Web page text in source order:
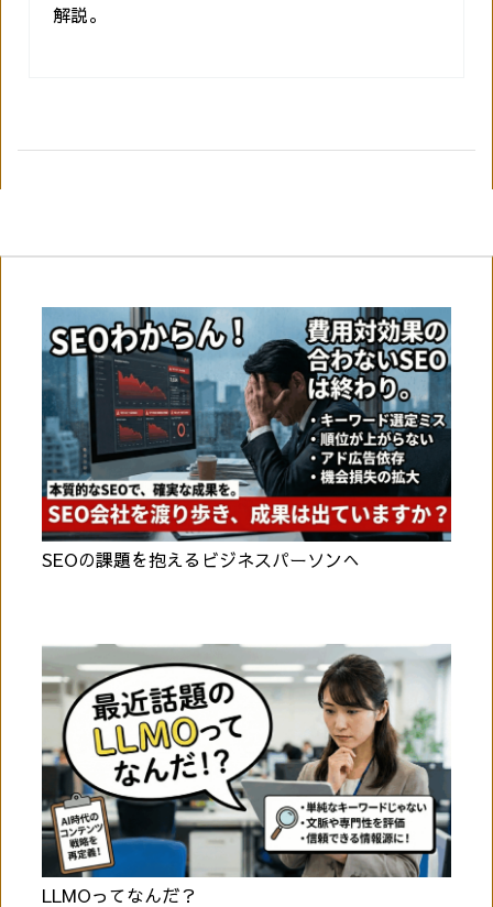
SEOの課題を抱えるビジネスパーソンへ
LLMOってなんだ？
解説。